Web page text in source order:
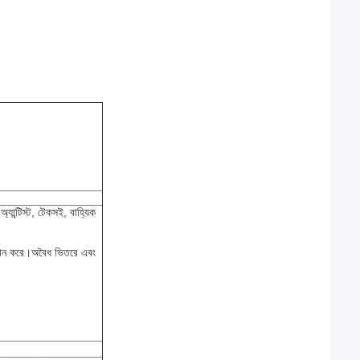
টেকসই, বাহ্যিক
করে।অবৈধ ভিতরে এবং